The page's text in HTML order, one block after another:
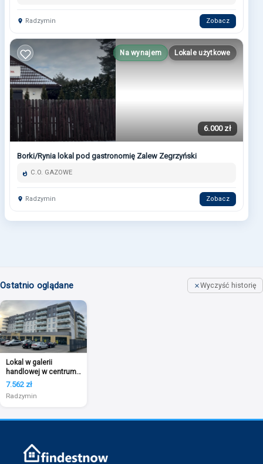
Radzymin Zobacz
Na wynajem Lokale użytkowe
6.000 zł
Borki/Rynia lokal pod gastronomię Zalew Zegrzyński
C.O. GAZOWE
Radzymin Zobacz
Ostatnio oglądane Wyczyść historię
Lokal w galerii
handlowej w centrum
Radzymina
7.562 zł
Radzymin